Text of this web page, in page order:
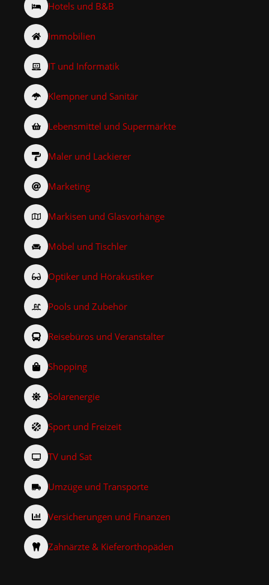
Hotels und B&B
Immobilien
IT und Informatik
Klempner und Sanitär
Lebensmittel und Supermärkte
Maler und Lackierer
Marketing
Markisen und Glasvorhänge
Möbel und Tischler
Optiker und Hörakustiker
Pools und Zubehör
Reisebüros und Veranstalter
Shopping
Solarenergie
Sport und Freizeit
TV und Sat
Umzüge und Transporte
Versicherungen und Finanzen
Zahnärzte & Kieferorthopäden